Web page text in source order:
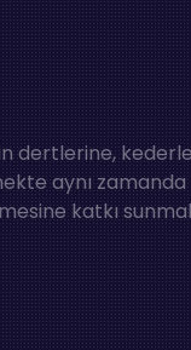
dertlerine,
aynı
katkı